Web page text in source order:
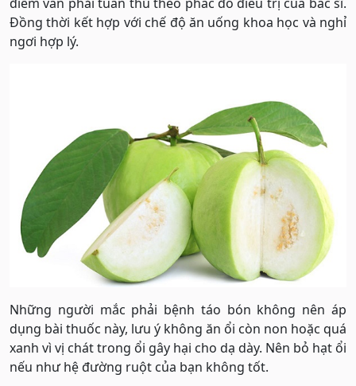
Đồng thời kết hợp với chế độ ăn uống khoa học và nghỉ
ngơi hợp lý.
Những người mắc phải bệnh táo bón không nên áp
dụng bài thuốc này, lưu ý không ăn ổi còn non hoặc quá
xanh vì vị chát trong ổi gây hại cho dạ dày. Nên bỏ hạt ổi
nếu như hệ đường ruột của bạn không tốt.